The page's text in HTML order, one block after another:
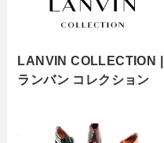
LANVIN COLLECTION |
ランバン コレクション